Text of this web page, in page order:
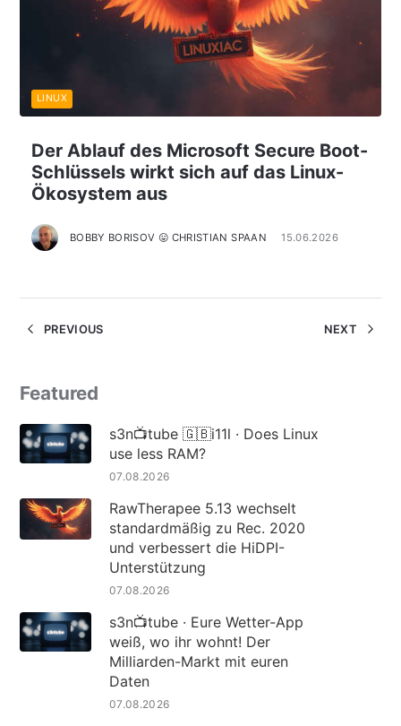
Der Ablauf des Microsoft Secure Boot-
Schlüssels wirkt sich auf das Linux-
Ökosystem aus
BOBBY BORISOV 😛 CHRISTIAN SPAAN 15.06.2026
LINUX
PREVIOUS NEXT
Featured
s3n📺tube 🇬🇧i11l · Does Linux
use less RAM?
07.08.2026
RawTherapee 5.13 wechselt
standardmäßig zu Rec. 2020
und verbessert die HiDPI-
Unterstützung
07.08.2026
s3n📺tube · Eure Wetter-App
weiß, wo ihr wohnt! Der
Milliarden-Markt mit euren
Daten
07.08.2026